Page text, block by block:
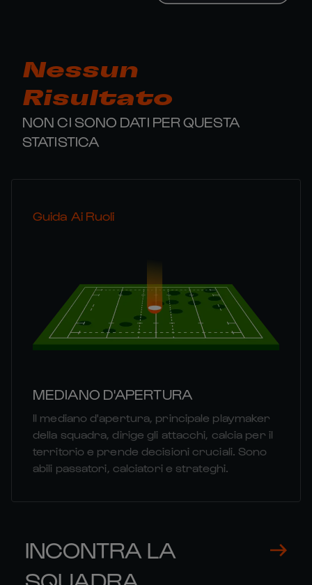
Nessun
Risultato
NON CI SONO DATI PER QUESTA
STATISTICA
Guida Ai Ruoli
MEDIANO D'APERTURA
Il mediano d'apertura, principale playmaker
della squadra, dirige gli attacchi, calcia per il
territorio e prende decisioni cruciali. Sono
abili passatori, calciatori e strateghi.
INCONTRA LA